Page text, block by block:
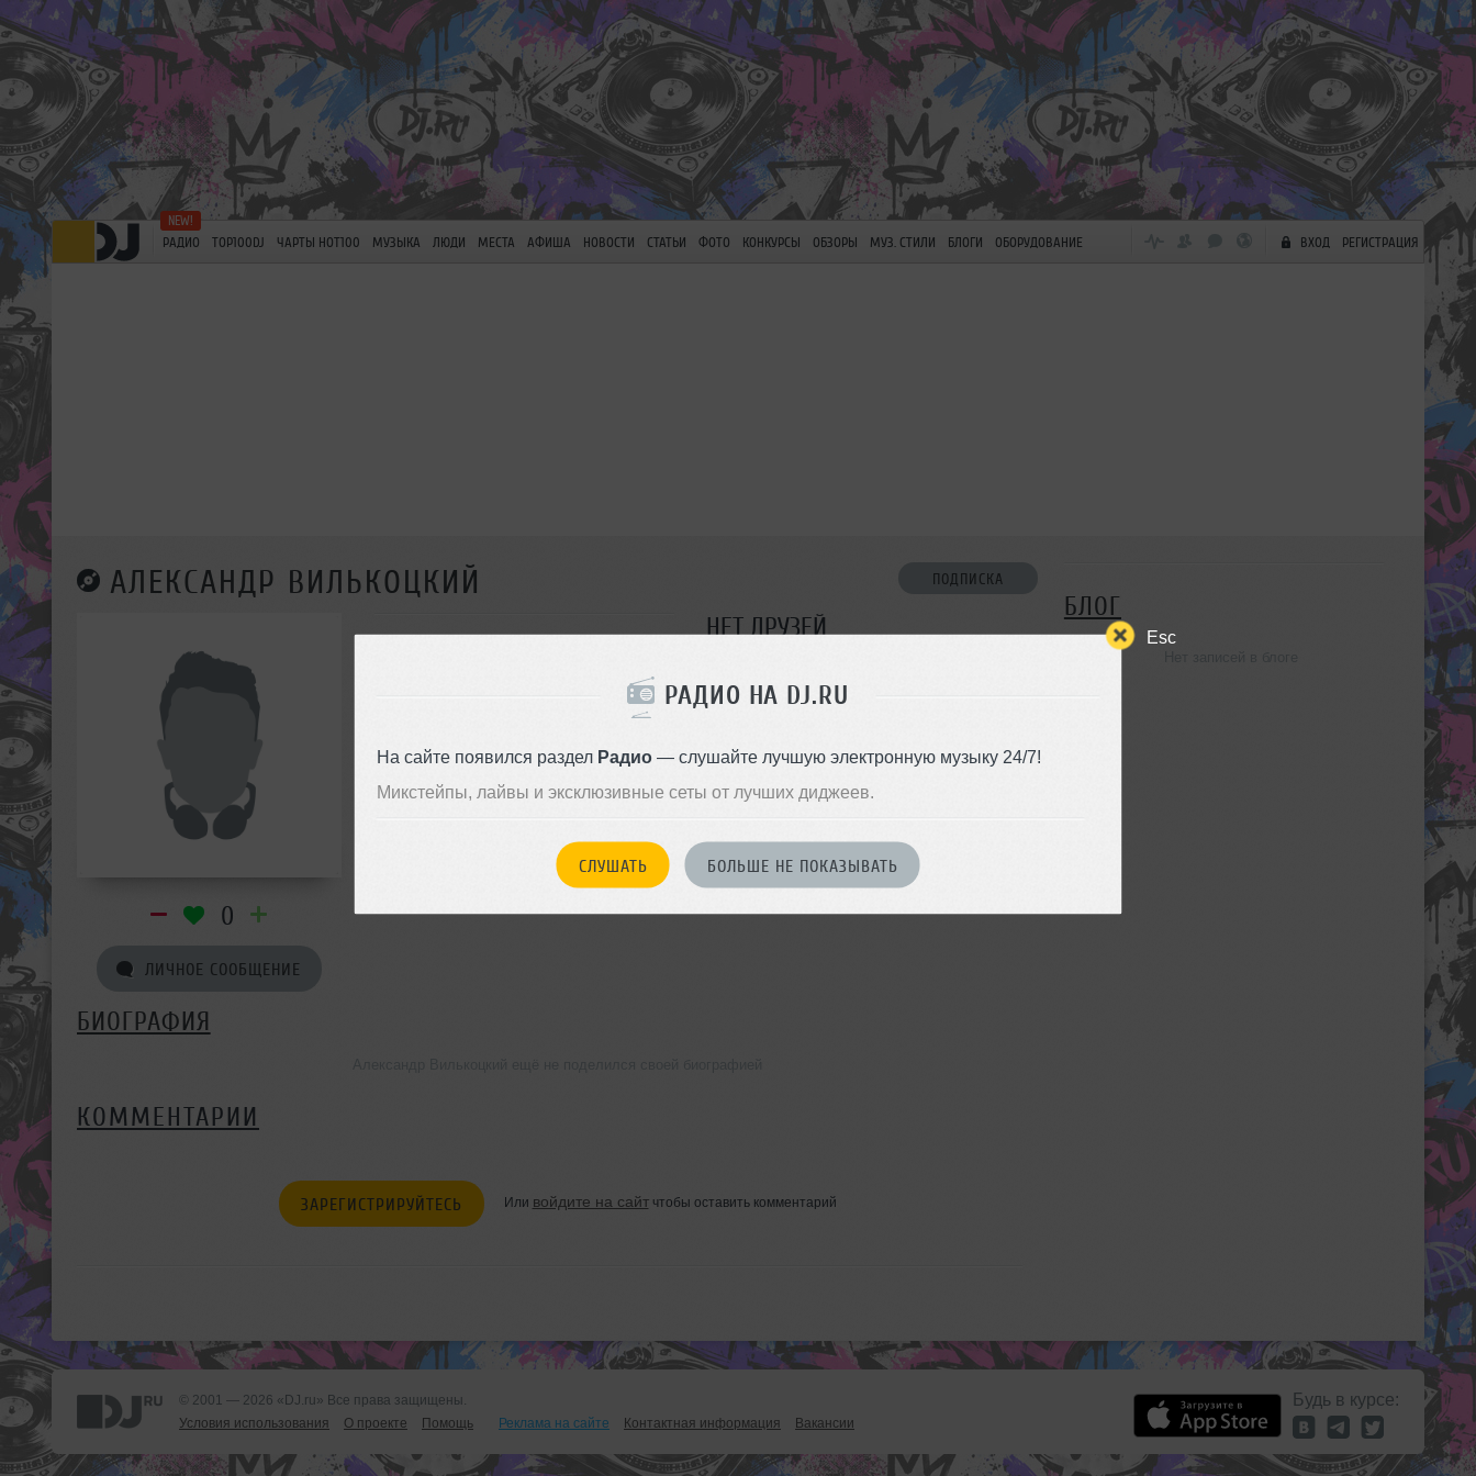
Esc
РАДИО НА DJ.RU
На сайте появился раздел Радио— слушайте лучшую электронную музыку 24/7!
Микстейпы, лайвы и эксклюзивные сеты от лучших диджеев.
СЛУШАТЬ БОЛЬШЕ НЕ ПОКАЗЫВАТЬ
РАДИО TOP100DJ ЧАРТЫ HOT100 МУЗЫКА ЛЮДИ МЕСТА АФИША НОВОСТИ СТАТЬИ ФОТО КОНКУРСЫ ОБЗОРЫ МУЗ. СТИЛИ БЛОГИ ОБОРУДОВАНИЕ ВХОД РЕГИСТРАЦИЯ
АЛЕКСАНДР ВИЛЬКОЦКИЙ ПОДПИСКА
0
ЛИЧНОЕ СООБЩЕНИЕ
НЕТ ДРУЗЕЙ
БИОГРАФИЯ
КОММЕНТАРИИ
ЗАРЕГИСТРИРУЙТЕСЬ Или войдите на сайтчтобы оставить комментарий
БЛОГ
© 2001 — 2026 «DJ.ru» Все права защищены.
Условия использования
О проекте Помощь Реклама на сайте Контактная информация Вакансии
Будь в курсе: